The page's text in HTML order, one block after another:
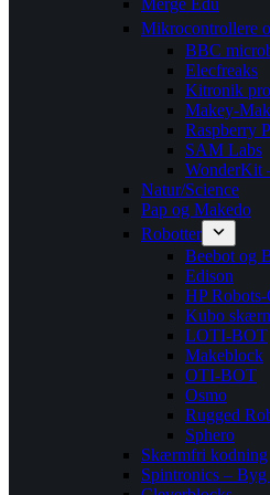
Merge Edu
Mikrocontrollere
BBC
Elecfreaks
Kitronik
Makey-
Raspberry
SAM Labs
WonderKit
Natur/Science
Pap og Makedo
Robotter
Beebot og
Edison
HP
Kubo
LOTI-BOT
Makeblock
OTI-BOT
Osmo
Rugged
Sphero
Skærmfri kodning
Spintronics –